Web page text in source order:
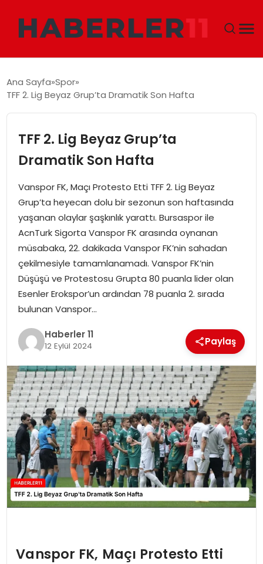
DÜNYA
EKONOMI
SIYASET
TEKNOLOJI
EĞITIM
SPOR
Ana Sayfa Spor
TFF 2. Lig Beyaz Grup’ta Dramatik Son Hafta
TFF 2. Lig Beyaz Grup’ta
Dramatik Son Hafta
Vanspor FK, Maçı Protesto Etti TFF 2. Lig Beyaz
Grup’ta heyecan dolu bir sezonun son haftasında
yaşanan olaylar şaşkınlık yarattı. Bursaspor ile
AcnTurk Sigorta Vanspor FK arasında oynanan
müsabaka, 22. dakikada Vanspor FK’nin sahadan
çekilmesiyle tamamlanamadı. Vanspor FK’nin
Düşüşü ve Protestosu Grupta 80 puanla lider olan
Esenler Erokspor’un ardından 78 puanla 2. sırada
bulunan Vanspor…
Haberler 11
12 Eylül 2024 Paylaş
Vanspor FK, Maçı Protesto Etti